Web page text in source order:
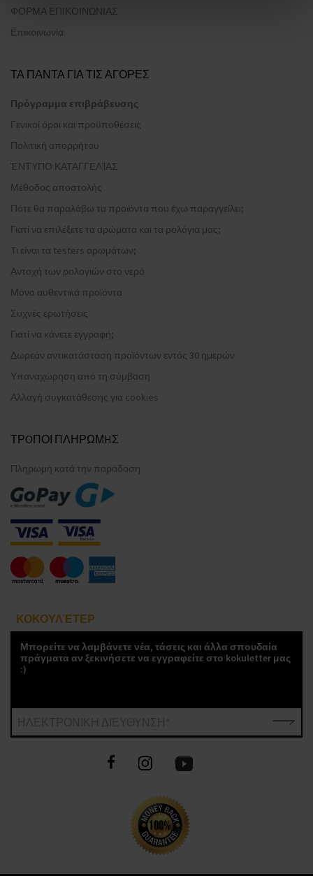
ΦΟΡΜΑ ΕΠΙΚΟΙΝΩΝΙΑΣ
Επικοινωνία
ΤΑ ΠΑΝΤΑ ΓΙΑ ΤΙΣ ΑΓΟΡΕΣ
Πρόγραμμα επιβράβευσης
Γενικοί όροι και προϋποθέσεις
Πολιτική απορρήτου
ΈΝΤΥΠΟ ΚΑΤΑΓΓΕΛΊΑΣ
Μέθοδος αποστολής
Πότε θα παραλάβω τα προϊόντα που έχω παραγγείλει;
Γιατί να επιλέξετε τα αρώματα και τα ρολόγια μας;
Τι είναι τα testers αρωμάτων;
Αντοχή των ρολογιών στο νερό
Μόνο αυθεντικά προϊόντα
Συχνές ερωτήσεις
Γιατί να κάνετε εγγραφή;
Δωρεάν αντικατάσταση προϊόντων εντός 30 ημερών
Υπαναχώρηση από τη σύμβαση
Αλλαγή συγκατάθεσης για cookies
ΤΡOΠΟΙ ΠΛΗΡΩΜHΣ
Πληρωμή κατά την παράδοση
ΚΟΚΟΥΛΈΤΕΡ
Μπορείτε να λαμβάνετε νέα, τάσεις και άλλα σπουδαία
πράγματα αν ξεκινήσετε να εγγραφείτε στο kokuletter μας
:)